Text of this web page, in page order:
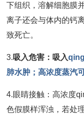
下组织，溶解细胞膜
离子还会与体内的钙
致死亡。
3.吸入危害：吸入
肺水肿；高浓度蒸汽
4.眼睛接触：高浓度
色假膜样浑浊，若处